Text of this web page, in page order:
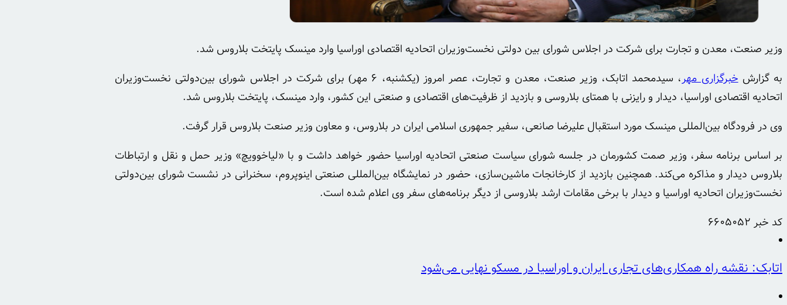
وزیر صنعت، معدن و تجارت برای شرکت در اجلاس شورای بین دولتی نخست‌وزیران اتحادیه اقتصادی اوراسیا وارد مینسک پایتخت بلاروس شد.
به گزارشخبرگزاری مهر
، سیدمحمد اتابک، وزیر صنعت، معدن و تجارت، عصر امروز (یکشنبه، ۶ مهر) برای شرکت در اجلاس شورای بین‌دولتی نخست‌وزیران
اتحادیه اقتصادی اوراسیا، دیدار و رایزنی با همتای بلاروسی و بازدید از ظرفیت‌های اقتصادی و صنعتی این کشور، وارد مینسک، پایتخت بلاروس شد.
وی در فرودگاه بین‌المللی مینسک مورد استقبال علیرضا صانعی، سفیر جمهوری اسلامی ایران در بلاروس، و معاون وزیر صنعت بلاروس قرار گرفت.
بر اساس برنامه سفر، وزیر صمت کشورمان در جلسه شورای سیاست صنعتی اتحادیه اوراسیا حضور خواهد داشت و با «لیاخوویچ» وزیر حمل و نقل و ارتباطات
بلاروس دیدار و مذاکره می‌کند. همچنین بازدید از کارخانجات ماشین‌سازی، حضور در نمایشگاه بین‌المللی صنعتی اینوپروم، سخنرانی در نشست شورای بین‌دولتی
نخست‌وزیران اتحادیه اوراسیا و دیدار با برخی مقامات ارشد بلاروسی از دیگر برنامه‌های سفر وی اعلام شده است.
کد خبر 6605052
اتابک: نقشه راه همکاری‌های تجاری ایران و اوراسیا در مسکو نهایی می‌شود